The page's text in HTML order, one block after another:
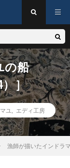
の船
］
ユ エディ工房
漁師が描いたインドラ